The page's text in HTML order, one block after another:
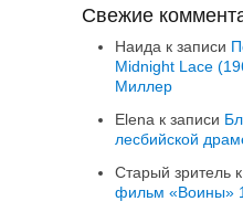
Свежие
Наида к записи
Midnight Lace
Миллер
Elena к записи
лесбийской
Старый зритель
фильм «Воины»